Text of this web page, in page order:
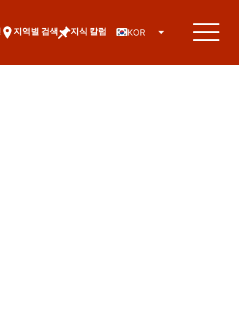
지역별 검색 지식 칼럼 KOR